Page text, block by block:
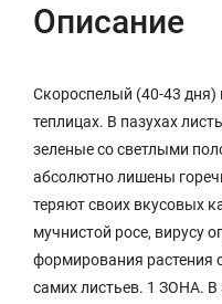
Описание
Скороспелый (40-43 дня)
теплицах. В пазухах
зеленые со светлыми
абсолютно лишены
теряют своих вкусовых
мучнистой росе, вирусу
формирования растения
самих листьев. 1 ЗОНА.